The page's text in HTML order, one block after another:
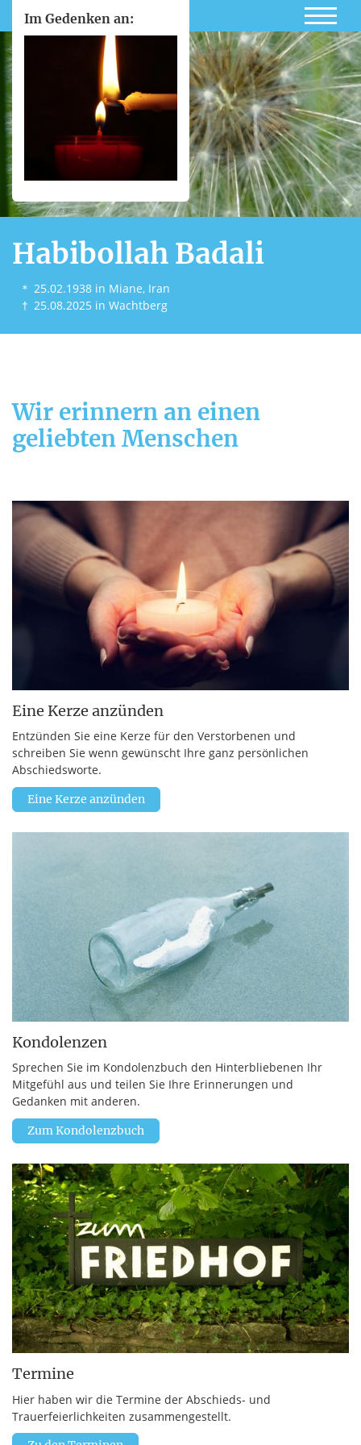
Im Gedenken an:
Habibollah Badali
＊ 25.02.1938 in Miane, Iran
† 25.08.2025 in Wachtberg
Wir erinnern an einen
geliebten Menschen
Eine Kerze anzünden
Entzünden Sie eine Kerze für den Verstorbenen und
schreiben Sie wenn gewünscht Ihre ganz persönlichen
Abschiedsworte.
Eine Kerze anzünden
Kondolenzen
Sprechen Sie im Kondolenzbuch den Hinterbliebenen Ihr
Mitgefühl aus und teilen Sie Ihre Erinnerungen und
Gedanken mit anderen.
Zum Kondolenzbuch
Termine
Hier haben wir die Termine der Abschieds- und
Trauerfeierlichkeiten zusammengestellt.